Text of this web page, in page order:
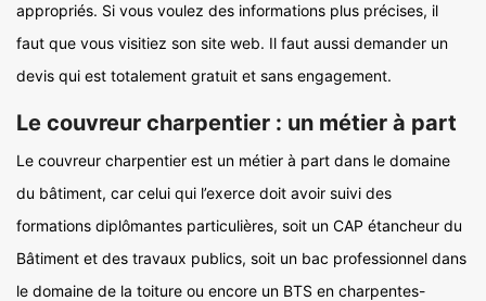
appropriés. Si vous voulez des informations plus précises, il
faut que vous visitiez son site web. Il faut aussi demander un
devis qui est totalement gratuit et sans engagement.
Le couvreur charpentier : un métier à part
Le couvreur charpentier est un métier à part dans le domaine
du bâtiment, car celui qui l’exerce doit avoir suivi des
formations diplômantes particulières, soit un CAP étancheur du
Bâtiment et des travaux publics, soit un bac professionnel dans
le domaine de la toiture ou encore un BTS en charpentes-